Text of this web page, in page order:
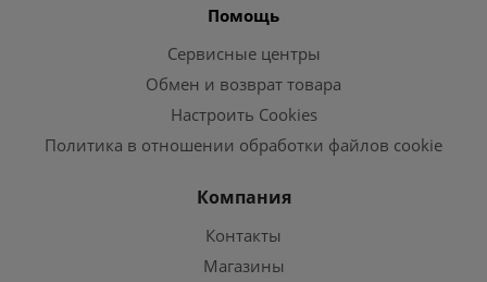
Помощь
Сервисные центры
Обмен и возврат товара
Настроить Cookies
Политика в отношении обработки файлов cookie
Компания
Контакты
Магазины